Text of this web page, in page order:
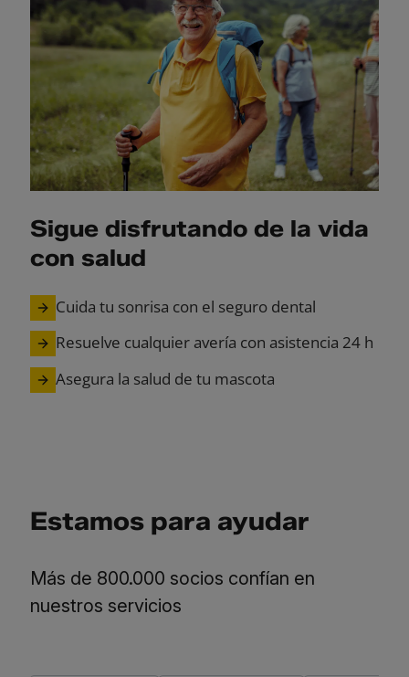
Sigue disfrutando de la vida
con salud
Cuida tu sonrisa con el seguro dental
Resuelve cualquier avería con asistencia 24 h
Asegura la salud de tu mascota
Estamos para ayudar
Más de 800.000 socios confían en
nuestros servicios